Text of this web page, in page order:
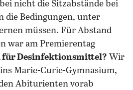
nicht die Sitzabstände bei
die Bedingungen, unter
müssen. Für Abstand
war am Premierentag
für Desinfektionsmittel? Wir
Marie-Curie-Gymnasium,
Abiturienten vorab